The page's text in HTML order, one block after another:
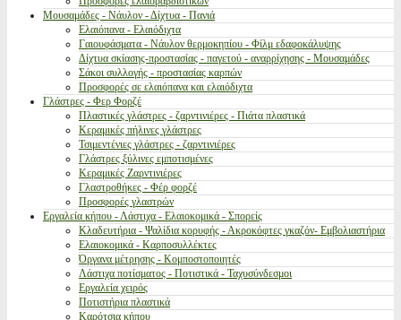
Μουσαμάδες - Νάυλον - Δίχτυα - Πανιά
Ελαιόπανα - Ελαιόδιχτα
Γαιουφάσματα - Νάυλον θερμοκηπίου - Φίλμ εδαφοκάλυψης
Δίχτυα σκίασης-προστασίας - παγετού - αναρρίχησης - Μουσαμάδες
Σάκοι συλλογής - προστασίας καρπών
Προσφορές σε ελαιόπανα και ελαιόδιχτα
Γλάστρες - Φερ Φορζέ
Πλαστικές γλάστρες - ζαρντινιέρες - Πιάτα πλαστικά
Κεραμικές πήλινες γλάστρες
Τσιμεντένιες γλάστρες - ζαρντινιέρες
Γλάστρες ξύλινες εμποτισμένες
Κεραμικές Ζαρντινιέρες
Γλαστροθήκες - Φέρ φορζέ
Προσφορές γλαστρών
Εργαλεία κήπου - Λάστιχα - Ελαιοκομικά - Σπορείς
Κλαδευτήρια - Ψαλίδια κορυφής - Ακροκόφτες γκαζόν- Εμβολιαστήρια
Ελαιοκομικά - Καρποσυλλέκτες
Όργανα μέτρησης - Κομποστοποιητές
Λάστιχα ποτίσματος - Ποτιστικά - Ταχυσύνδεσμοι
Εργαλεία χειρός
Ποτιστήρια πλαστικά
Καρότσια κήπου